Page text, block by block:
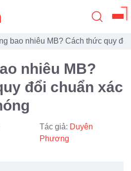
bao nhiêu MB? Cách thức quy
nhiêu MB?
đổi chuẩn xác
Tác giả: Duyên
Phương